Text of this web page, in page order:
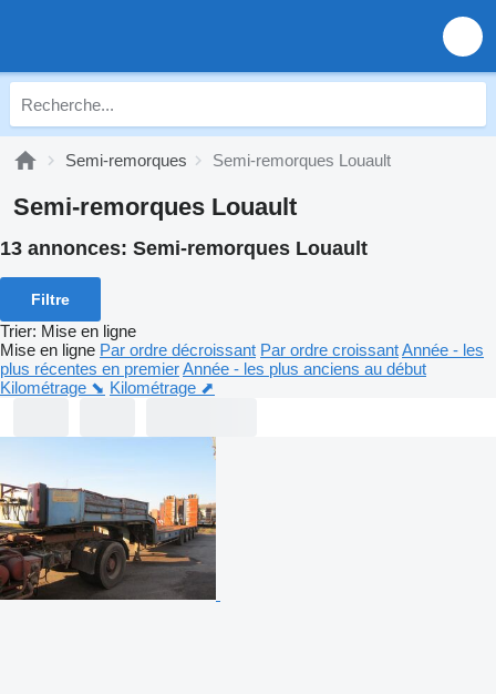
Semi-remorques Semi-remorques Louault
Semi-remorques Louault
13 annonces: Semi-remorques Louault
Filtre
Trier: Mise en ligne
Mise en ligne Par ordre décroissant Par ordre croissantAnnée - les
plus récentes en premierAnnée - les plus anciens au début
Kilométrage ⬊ Kilométrage ⬈